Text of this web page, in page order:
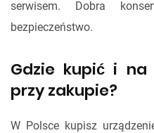
serwisem. Dobra
bezpieczeństwo.
Gdzie kupić i
przy zakupie?
W Polsce kupisz